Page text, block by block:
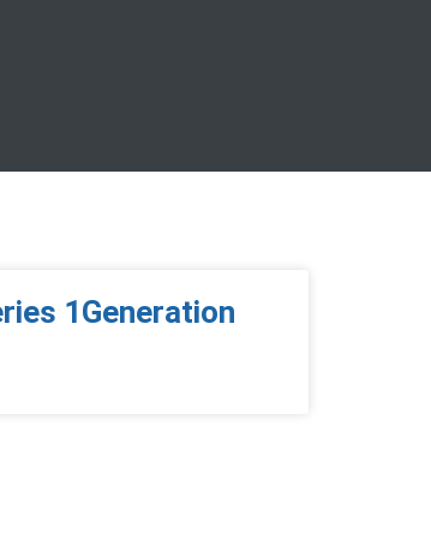
1Generation